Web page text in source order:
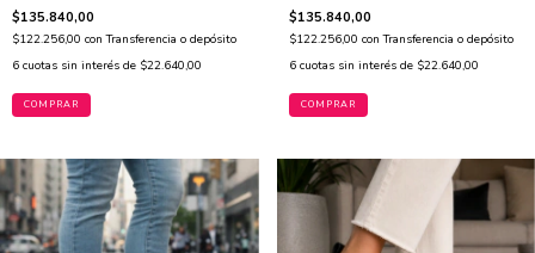
$135.840,00
$122.256,00 con Transferencia o depósito
6 cuotas sin interés de $22.640,00
COMPRAR
$135.840,00
$122.256,00 con Transferencia o depósito
6 cuotas sin interés de $22.640,00
COMPRAR